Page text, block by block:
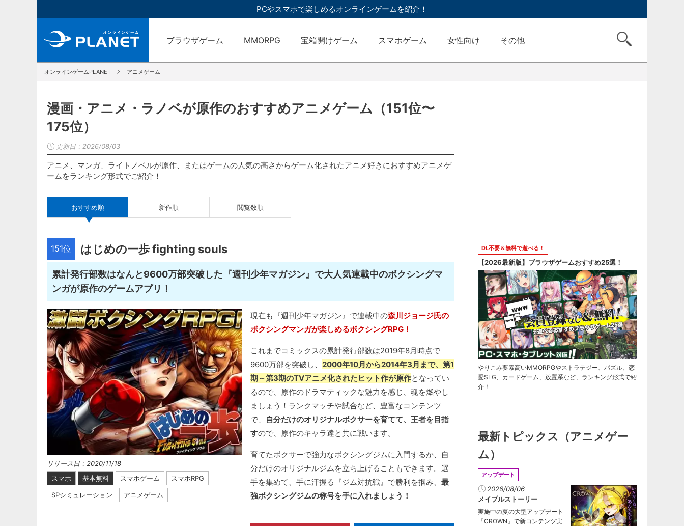
PCやスマホで楽しめるオンラインゲームを紹介！
ブラウザゲーム MMORPG 宝箱開けゲーム スマホゲーム 女性向け その他
オンラインゲームPLANET アニメゲーム
漫画・アニメ・ラノベが原作のおすすめアニメゲーム（151位〜
175位）
更新日： 2026/08/03
アニメ、マンガ、ライトノベルが原作、またはゲームの人気の高さからゲーム化されたアニメ好きにおすすめアニメゲ
ームをランキング形式でご紹介！
おすすめ順 新作順 閲覧数順
151位 はじめの一歩 fighting souls
累計発行部数はなんと9600万部突破した『週刊少年マガジン』で大人気連載中のボクシングマ
ンガが原作のゲームアプリ！
リリース日：2020/11/18
スマホ
基本無料 スマホゲーム スマホRPG
SPシミュレーション アニメゲーム
現在も『週刊少年マガジン』で連載中の森川ジョージ氏の
ボクシングマンガが楽しめるボクシングRPG！
これまでコミックスの累計発行部数は2019年8月時点で
9600万部を突破 し、2000年10月から2014年3月まで、第1
期～第3期のTVアニメ化されたヒット作が原作となってい
るので、原作のドラマティックな魅力を感じ、魂を燃やし
ましょう！ランクマッチや試合など、豊富なコンテンツ
で、 自分だけのオリジナルボクサーを育てて、王者を目指
すので、原作のキャラ達と共に戦います。
育てたボクサーで強力なボクシングジムに入門するか、自
分だけのオリジナルジムを立ち上げることもできます。選
手を集めて、手に汗握る『ジム対抗戦』で勝利を掴み、最
強ボクシングジムの称号を手に入れましょう！
DL不要＆無料で遊べる！
【2026最新版】ブラウザゲームおすすめ25選！
やりこみ要素高いMMORPGやストラテジー、パズル、恋
愛SLG、カードゲーム、放置系など、ランキング形式で紹
介！
最新トピックス（アニメゲー
ム）
アップデート
2026/08/06
メイプルストーリー
実施中の夏の大型アップデート
『CROWN』で新コンテンツ実